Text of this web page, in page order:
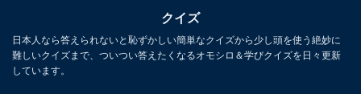
クイズ
日本人なら答えられないと恥ずかしい簡単なクイズから少し頭を使う絶妙に
難しいクイズまで、ついつい答えたくなるオモシロ＆学びクイズを日々更新
しています。